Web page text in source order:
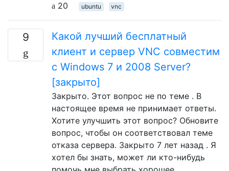
20
ubuntu vnc
9
Какой лучший бесплатный
клиент и сервер VNC совместим
с Windows 7 и 2008 Server?
[закрыто]
Закрыто. Этот вопрос не по теме . В
настоящее время не принимает ответы.
Хотите улучшить этот вопрос? Обновите
вопрос, чтобы он соответствовал теме
отказа сервера. Закрыто 7 лет назад . Я
хотел бы знать, может ли кто-нибудь